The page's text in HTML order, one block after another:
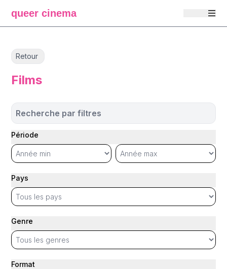
queer cinema
Retour
Films
Recherche par filtres
Période
Pays
Genre
Format